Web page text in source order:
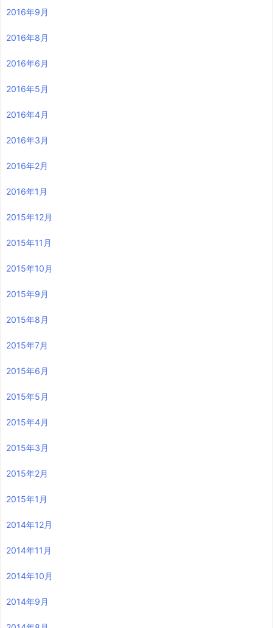
2016年9月
2016年8月
2016年6月
2016年5月
2016年4月
2016年3月
2016年2月
2016年1月
2015年12月
2015年11月
2015年10月
2015年9月
2015年8月
2015年7月
2015年6月
2015年5月
2015年4月
2015年3月
2015年2月
2015年1月
2014年12月
2014年11月
2014年10月
2014年9月